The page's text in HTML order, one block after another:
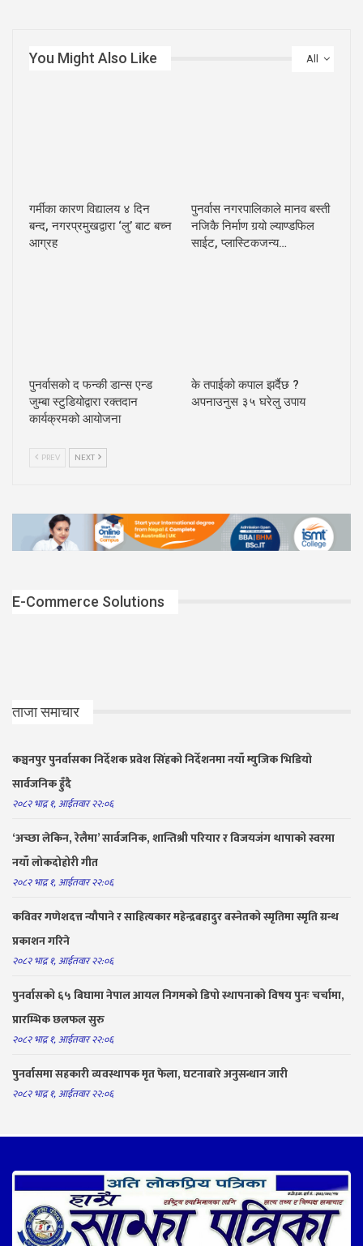
All
You Might Also Like
गर्मीका कारण विद्यालय ४ दिन
बन्द, नगरप्रमुखद्वारा ‘लु’ बाट बच्न
आग्रह
पुनर्वास नगरपालिकाले मानव बस्ती
नजिकै निर्माण गर्‍यो ल्याण्डफिल
साईट, प्लास्टिकजन्य…
पुनर्वासको द फन्की डान्स एन्ड
जुम्बा स्टुडियोद्वारा रक्तदान
कार्यक्रमको आयोजना
के तपाईको कपाल झर्दैछ ?
अपनाउनुस ३५ घरेलु उपाय
PREV NEXT
E-Commerce Solutions
ताजा समाचार
कञ्चनपुर पुनर्वासका निर्देशक प्रवेश सिंहको निर्देशनमा नयाँ म्युजिक भिडियो
सार्वजनिक हुँदै
२०८२ भाद्र १, आईतवार २२:०६
‘अच्छा लेकिन, रेलैमा’ सार्वजनिक, शान्तिश्री परियार र विजयजंग थापाको स्वरमा
नयाँ लोकदोहोरी गीत
२०८२ भाद्र १, आईतवार २२:०६
कविवर गणेशदत्त न्यौपाने र साहित्यकार महेन्द्रबहादुर बस्नेतको स्मृतिमा स्मृति ग्रन्थ
प्रकाशन गरिने
२०८२ भाद्र १, आईतवार २२:०६
पुनर्वासको ६५ बिघामा नेपाल आयल निगमको डिपो स्थापनाको विषय पुनः चर्चामा,
प्रारम्भिक छलफल सुरु
२०८२ भाद्र १, आईतवार २२:०६
पुनर्वासमा सहकारी व्यवस्थापक मृत फेला, घटनाबारे अनुसन्धान जारी
२०८२ भाद्र १, आईतवार २२:०६